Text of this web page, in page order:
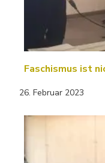
Faschismus ist
26. Februar 2023